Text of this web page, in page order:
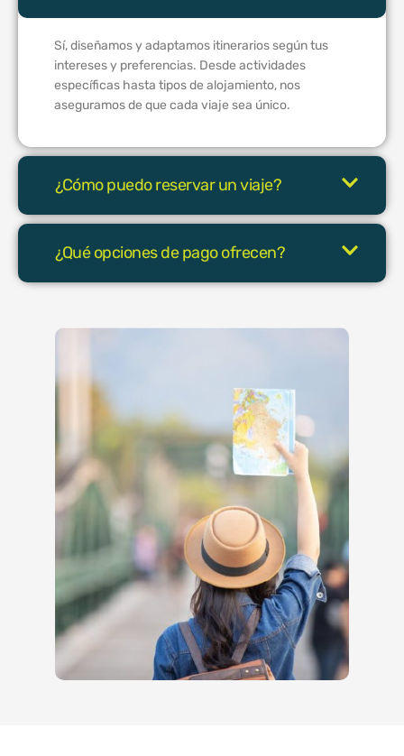
Sí, diseñamos y adaptamos itinerarios según tus
intereses y preferencias. Desde actividades
específicas hasta tipos de alojamiento, nos
aseguramos de que cada viaje sea único.
¿Cómo puedo reservar un viaje?
¿Qué opciones de pago ofrecen?